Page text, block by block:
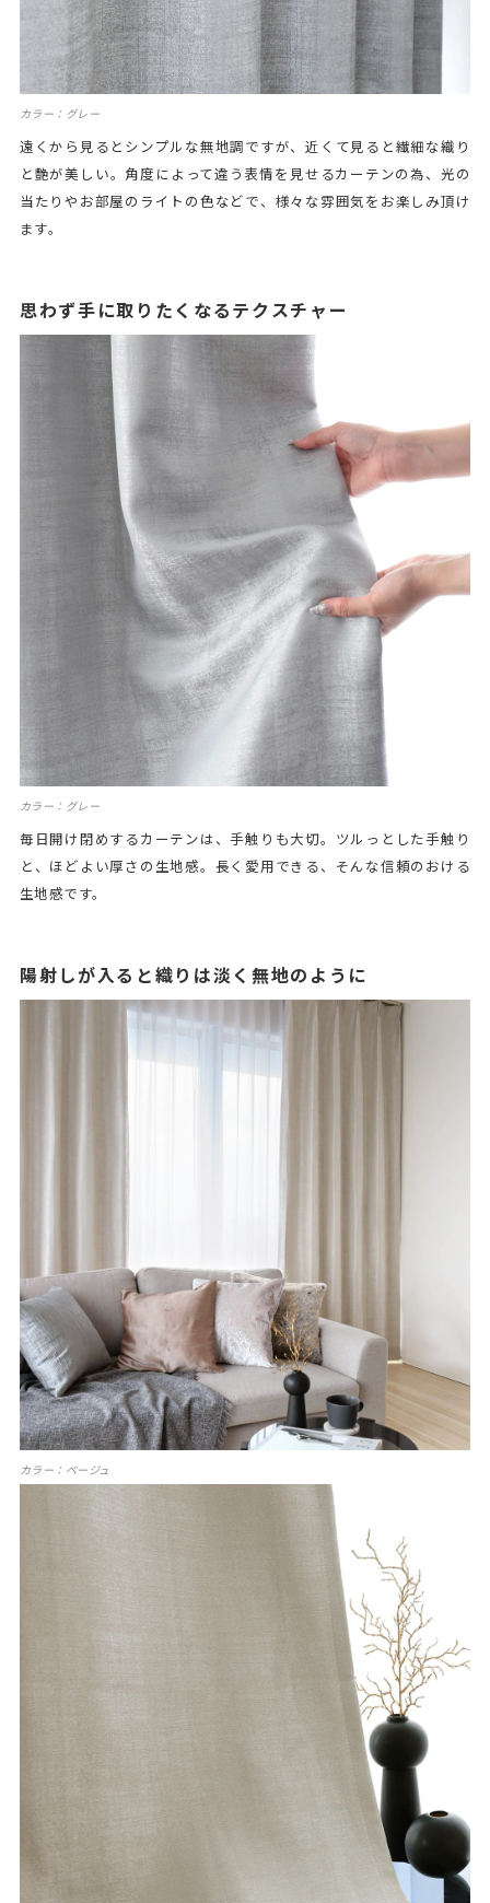
カラー：グレー
遠くから見るとシンプルな無地調ですが、近くて見ると繊細な織り
と艶が美しい。角度によって違う表情を見せるカーテンの為、光の
当たりやお部屋のライトの色などで、様々な雰囲気をお楽しみ頂け
ます。
思わず手に取りたくなるテクスチャー
カラー：グレー
毎日開け閉めするカーテンは、手触りも大切。ツルっとした手触り
と、ほどよい厚さの生地感。長く愛用できる、そんな信頼のおける
生地感です。
陽射しが入ると織りは淡く無地のように
カラー：ベージュ